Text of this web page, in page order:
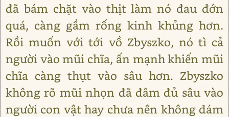
đã bám chặt vào thịt làm nó đau đớn
quá, càng gầm rống kinh khủng hơn.
Rồi muốn với tới vồ Zbyszko, nó tì cả
người vào mũi chĩa, ấn mạnh khiến mũi
chĩa càng thụt vào sâu hơn. Zbyszko
không rõ mũi nhọn đã đâm đủ sâu vào
người con vật hay chưa nên không dám